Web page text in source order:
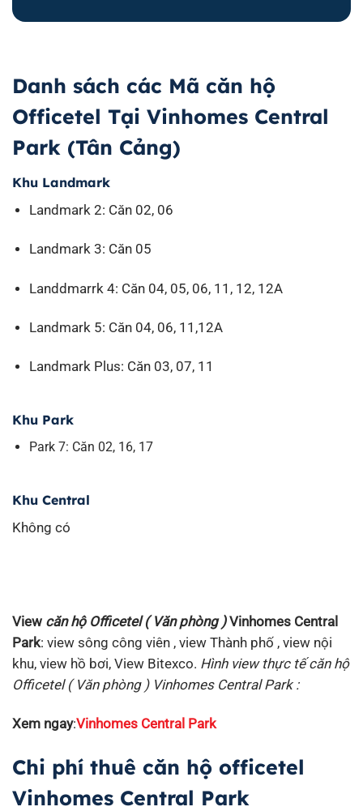
Danh sách các Mã căn hộ
Officetel Tại Vinhomes Central
Park (Tân Cảng)
Khu Landmark
Landmark 2: Căn 02, 06
Landmark 3: Căn 05
Landdmarrk 4: Căn 04, 05, 06, 11, 12, 12A
Landmark 5: Căn 04, 06, 11,12A
Landmark Plus: Căn 03, 07, 11
Khu Park
Park 7: Căn 02, 16, 17
Khu Central
Không có
View căn hộ Officetel ( Văn phòng )Vinhomes Central
Park: view sông công viên , view Thành phố , view nội
khu, view hồ bơi, View Bitexco. Hình view thực tế căn hộ
Officetel ( Văn phòng ) Vinhomes Central Park :
Xem ngay:Vinhomes Central Park
Chi phí thuê căn hộ officetel
Vinhomes Central Park